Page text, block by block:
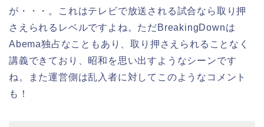
が・・・。これはテレビで放送される試合なら取り押
さえられるレベルですよね。ただBreakingDownは
Abema独占なこともあり、取り押さえられることなく
講義できており、昭和を思い出すようなシーンです
ね。また運営側は乱入者に対してこのようなコメント
も！